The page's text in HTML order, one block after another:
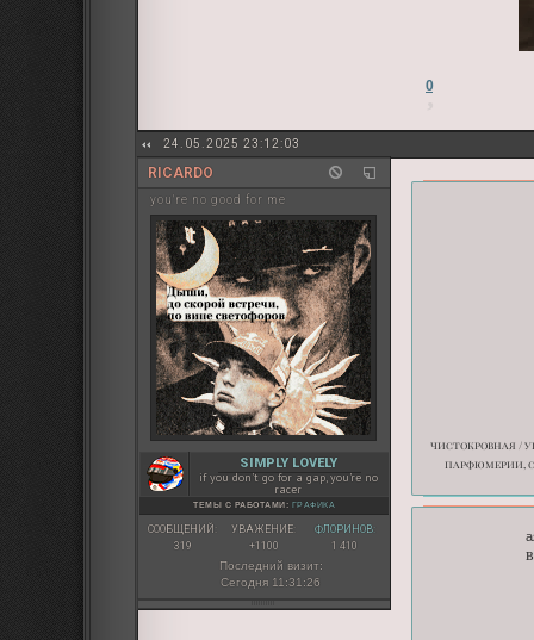
0
24.05.2025 23:12:03
RICARDO
you're no good for me
SIMPLY LOVELY
if you don’t go for a gap, you’re no
racer
ТЕМЫ С РАБОТАМИ: ГРАФИКА
СООБЩЕНИЙ:
319
УВАЖЕНИЕ:
+1100
ФЛОРИНОВ:
1 410
Последний визит:
Сегодня 11:31:26
чистокровная /
парфюмерии,